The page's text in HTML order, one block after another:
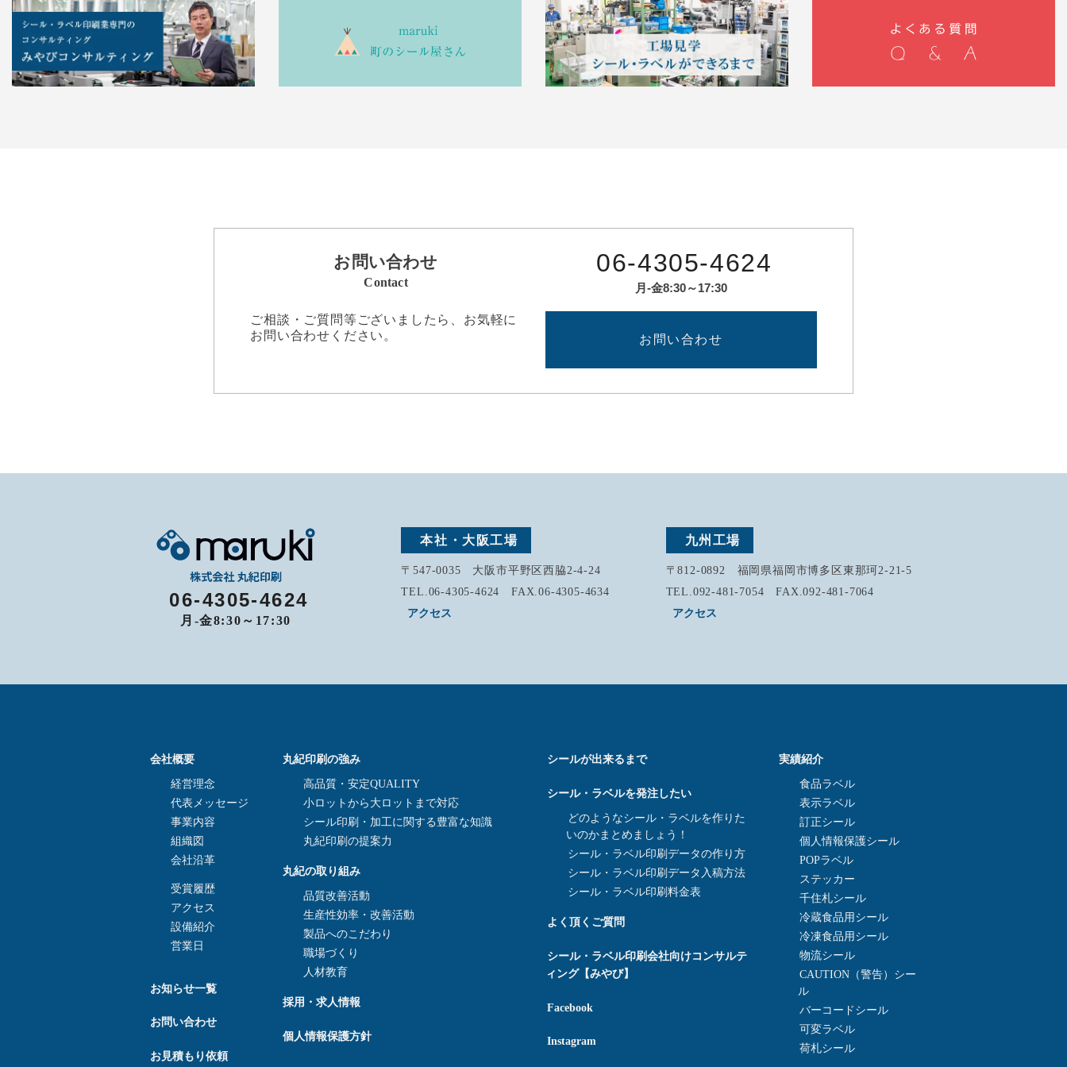
お問い合わせ
Contact
ご相談・ご質問等ございましたら、お気軽に
お問い合わせください。
06-4305-4624
月-金8:30～17:30
お問い合わせ
06-4305-4624
月-金8:30～17:30
本社・大阪工場
〒547-0035 大阪市平野区西脇2-4-24
TEL.06-4305-4624 FAX.06-4305-4634
アクセス
九州工場
〒812-0892 福岡県福岡市博多区東那珂2-21-5
TEL.092-481-7054 FAX.092-481-7064
アクセス
会社概要
経営理念
代表メッセージ
事業内容
組織図
会社沿革
受賞履歴
アクセス
設備紹介
営業日
お知らせ一覧
お問い合わせ
お見積もり依頼
丸紀印刷の強み
高品質・安定QUALITY
小ロットから大ロットまで対応
シール印刷・加工に関する豊富な知識
丸紀印刷の提案力
丸紀の取り組み
品質改善活動
生産性効率・改善活動
製品へのこだわり
職場づくり
人材教育
採用・求人情報
個人情報保護方針
シールが出来るまで
シール・ラベルを発注したい
どのようなシール・ラベルを作りた
いのかまとめましょう！
シール・ラベル印刷データの作り方
シール・ラベル印刷データ入稿方法
シール・ラベル印刷料金表
よく頂くご質問
シール・ラベル印刷会社向けコンサルテ
ィング【みやび】
Facebook
Instagram
実績紹介
食品ラベル
表示ラベル
訂正シール
個人情報保護シール
POPラベル
ステッカー
千住札シール
冷蔵食品用シール
冷凍食品用シール
物流シール
CAUTION（警告）シー
ル
バーコードシール
可変ラベル
荷札シール